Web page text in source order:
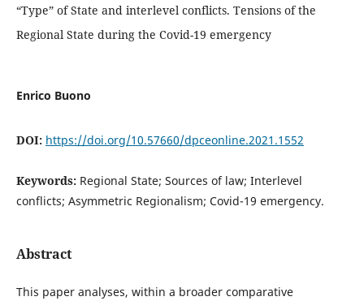
“Type” of State and interlevel conflicts. Tensions of the
Regional State during the Covid-19 emergency
Enrico Buono
DOI: https://doi.org/10.57660/dpceonline.2021.1552
Keywords: Regional State; Sources of law; Interlevel
conflicts; Asymmetric Regionalism; Covid-19 emergency.
Abstract
This paper analyses, within a broader comparative